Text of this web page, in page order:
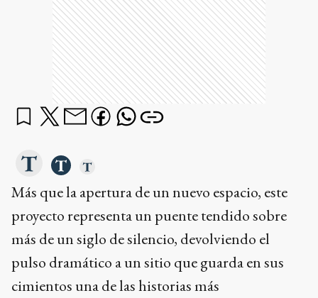
Más que la apertura de un nuevo espacio, este
proyecto representa un puente tendido sobre
más de un siglo de silencio, devolviendo el
pulso dramático a un sitio que guarda en sus
cimientos una de las historias más